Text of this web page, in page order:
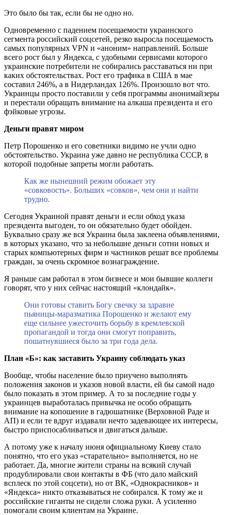
Это было бы так, если бы не одно но.
Одновременно с падением посещаемости украинского
сегмента российский соцсетей, резко выросла посещаемость
самых популярных VPN и «аноним» направлений. Больше
всего рост был у Яндекса, с удобными сервисами которого
украинские потребители не собирались расставаться ни при
каких обстоятельствах. Рост его трафика в США в мае
составил 246%, а в Нидерландах 126%. Произошло вот что.
Украинцы просто поставили у себя программы анонимайзеры
и перестали обращать внимание на алкаша президента и его
фэйковые угрозы.
Деньги правят миром
Петр Порошенко и его советники видимо не учли одно
обстоятельство. Украина уже давно не республика СССР, в
которой подобные запреты могли работать.
Как же нынешний режим обожает эту
«совковость». Больших «совков», чем они и найти
трудно.
Сегодня Украиной правят деньги и если обход указа
президента выгоден, то он обязательно будет обойден.
Буквально сразу же вся Украина была заклеена объявлениями,
в которых указано, что за небольшие деньги сотни новых и
старых компьютерных фирм и частников решат все проблемы
граждан, за очень скромное вознаграждение.
Я раньше сам работал в этом бизнесе и мои бывшие коллеги
говорят, что у них сейчас настоящий «клондайк».
Они готовы ставить Богу свечку за здравие
пьяницы-маразматика Порошенко и желают ему
еще сильнее ужесточить борьбу в кремлевской
пропагандой и тогда они смогут поправить,
пошатнувшиеся было за три года дела.
План «Б»: как заставить Украину соблюдать указ
Вообще, чтобы население было приучено выполнять
положения законов и указов новой власти, ей бы самой надо
было показать в этом пример. А то за последние годы у
украинцев выработалась привычка не особо обращать
внимание на копошение в гадюшатнике (Верховной Раде и
АП) и если те вдруг издавали нечто задевающее их интересы,
быстро приспосабливаться и двигаться дальше.
А потому уже к началу июня официальному Киеву стало
понятно, что его указ «старательно» выполняется, но не
работает. Да, многие жители страны на всякий случай
продублировали свои контакты в ФБ (что дало майский
всплеск по этой соцсети), но от ВК, «Однокрасников» и
«Яндекса» никто отказываться не собирался. К тому же и
российские гиганты не сидели сложа руки. А усиленно
помогали своим клиентам на Украине.